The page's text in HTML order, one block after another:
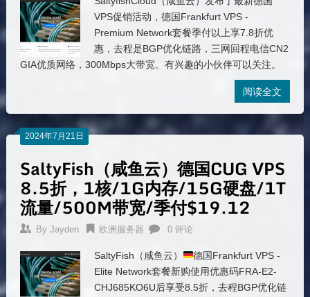
VPS促销活动，德国Frankfurt VPS -
Premium Network套餐季付以上享7.8折优
惠，去程是BGP优化链路，三网回程电信CN2
GIA优质网络，300Mbps大带宽。有兴趣的小伙伴可以关注。
阅读全文
2024年7月21日
SaltyFish（咸鱼云）德国CUG VPS
8.5折，1核/1G内存/15G硬盘/1T
流量/500M带宽/季付$19.12
By Jayden 欧洲服务器 0 评论
SaltyFish（咸鱼云）
德国Frankfurt VPS -
Elite Network套餐新购使用优惠码FRA-E2-
CHJ685KO6U后享受8.5折，去程BGP优化链